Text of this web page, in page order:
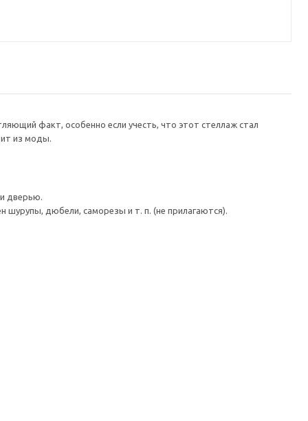
факт, особенно если учесть, что этот стеллаж стал
из моды.
дверью.
дюбели, саморезы и т. п. (не прилагаются).